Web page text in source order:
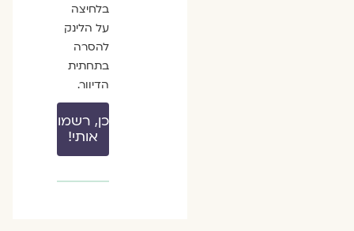
בלחיצה
על הלינק
להסרה
בתחתית
הדיוור.
כן, רשמו
אותי!